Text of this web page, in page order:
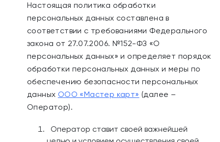
Настоящая политика обработки
персональных данных составлена в
соответствии с требованиями Федерального
закона от 27.07.2006. №152-ФЗ «О
персональных данных» и определяет порядок
обработки персональных данных и меры по
обеспечению безопасности персональных
данных ООО «Мастер карт» (далее –
Оператор).
Оператор ставит своей важнейшей